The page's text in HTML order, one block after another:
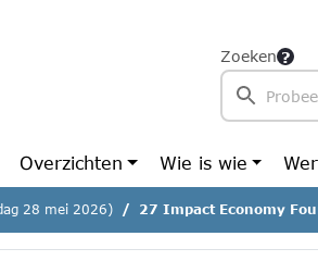
Zoeken
Overzichten Wie is wie
28 mei 2026) 27 Impact Economy Foundation e a dd 25 maart